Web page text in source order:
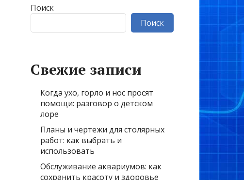
Поиск
Поиск
Свежие записи
Когда ухо, горло и нос просят
помощи: разговор о детском
лоре
Планы и чертежи для столярных
работ: как выбрать и
использовать
Обслуживание аквариумов: как
сохранить красоту и здоровье